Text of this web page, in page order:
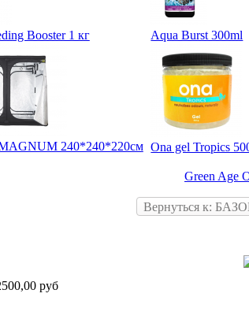
Booster 1 кг Aqua Burst 300ml
240*240*220см Ona gel Tropics
Green Age
Вернуться к:
руб